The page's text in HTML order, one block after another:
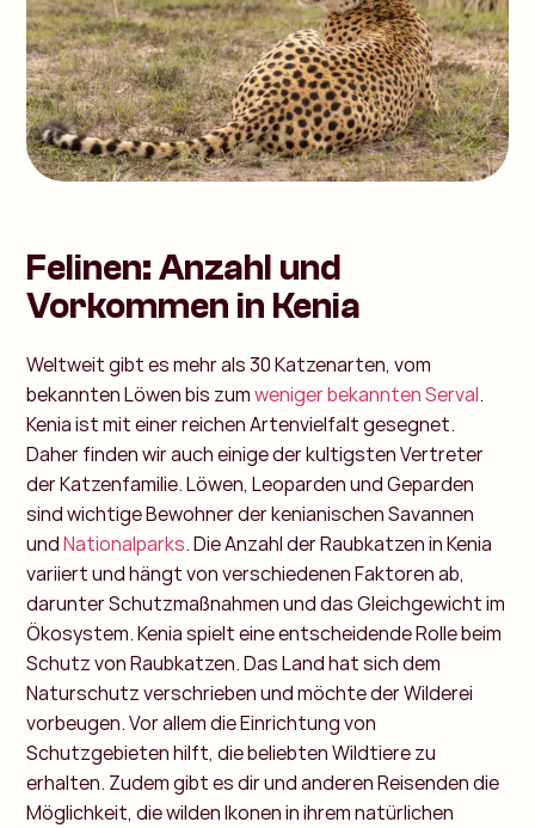
Felinen: Anzahl und
Vorkommen in Kenia
Weltweit gibt es mehr als 30 Katzenarten, vom
bekannten Löwen bis zumweniger bekannten Serval.
Kenia ist mit einer reichen Artenvielfalt gesegnet.
Daher finden wir auch einige der kultigsten Vertreter
der Katzenfamilie. Löwen, Leoparden und Geparden
sind wichtige Bewohner der kenianischen Savannen
undNationalparks. Die Anzahl der Raubkatzen in Kenia
variiert und hängt von verschiedenen Faktoren ab,
darunter Schutzmaßnahmen und das Gleichgewicht im
Ökosystem. Kenia spielt eine entscheidende Rolle beim
Schutz von Raubkatzen. Das Land hat sich dem
Naturschutz verschrieben und möchte der Wilderei
vorbeugen. Vor allem die Einrichtung von
Schutzgebieten hilft, die beliebten Wildtiere zu
erhalten. Zudem gibt es dir und anderen Reisenden die
Möglichkeit, die wilden Ikonen in ihrem natürlichen